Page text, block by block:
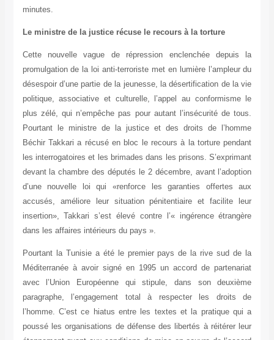
minutes.
Le ministre de la justice récuse le recours à la torture
Cette nouvelle vague de répression enclenchée depuis la
promulgation de la loi anti-terroriste met en lumière l’ampleur du
désespoir d’une partie de la jeunesse, la désertification de la vie
politique, associative et culturelle, l’appel au conformisme le
plus zélé, qui n’empêche pas pour autant l’insécurité de tous.
Pourtant le ministre de la justice et des droits de l’homme
Béchir Takkari a récusé en bloc le recours à la torture pendant
les interrogatoires et les brimades dans les prisons. S’exprimant
devant la chambre des députés le 2 décembre, avant l’adoption
d’une nouvelle loi qui «renforce les garanties offertes aux
accusés, améliore leur situation pénitentiaire et facilite leur
insertion», Takkari s’est élevé contre l’« ingérence étrangère
dans les affaires intérieurs du pays ».
Pourtant la Tunisie a été le premier pays de la rive sud de la
Méditerranée à avoir signé en 1995 un accord de partenariat
avec l’Union Européenne qui stipule, dans son deuxième
paragraphe, l’engagement total à respecter les droits de
l’homme. C’est ce hiatus entre les textes et la pratique qui a
poussé les organisations de défense des libertés à réitérer leur